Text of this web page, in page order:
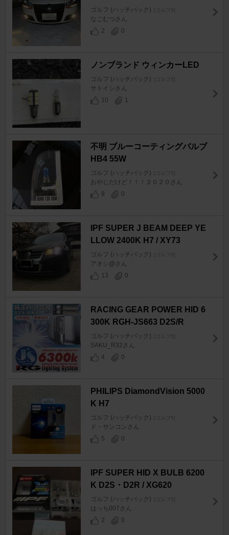
ゴルフ (ハッチバック) [ゴルフ5]
なごむつさん
2
0
ノンブランド ウィンカーLED
ゴルフ (ハッチバック) [ゴルフ5]
サトイシさん
10
1
不明 ブルーコーティングバルブ
HB4 55W
ゴルフ (ハッチバック) [ゴルフ5]
おやじだけど！！！２０２０さん
8
0
IPF SUPER J BEAM DEEP YE
LLOW 2400K H7 / XY73
ゴルフ (ハッチバック) [ゴルフ5]
アオシ@さん
13
0
RACING GEAR POWER HID 6
300K RGH-JS663 D2S/R
ゴルフ (ハッチバック) [ゴルフ5]
SAKU_R32さん
4
0
PHILIPS DiamondVision 5000
K H7
ゴルフ (ハッチバック) [ゴルフ5]
ド・サンコンさん
5
0
IPF SUPER HID X BULB 6200
K D2S・D2R / XG620
ゴルフ (ハッチバック) [ゴルフ5]
はっち007さん
2
0